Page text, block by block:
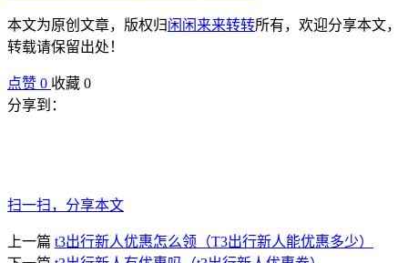
本文为原创文章，版权归闲闲来来转转所有，欢迎分享本文，
转载请保留出处！
点赞 0 收藏 0
分享到：
扫一扫，分享本文
上一篇 t3出行新人优惠怎么领（T3出行新人能优惠多少）